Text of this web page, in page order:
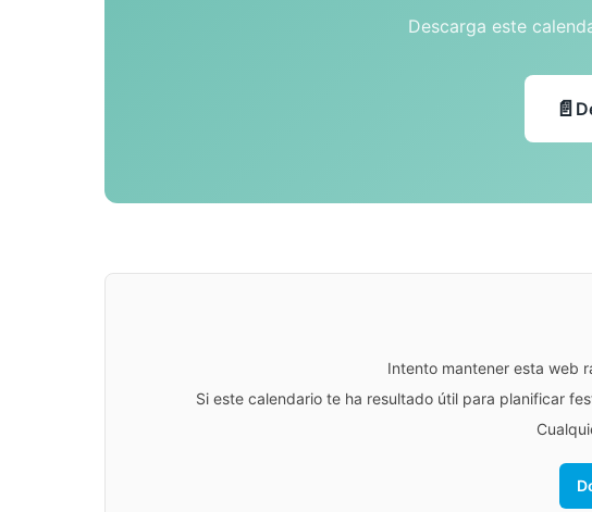
Descarga este
Intento mantener esta web
Si este calendario te ha resultado útil para planificar